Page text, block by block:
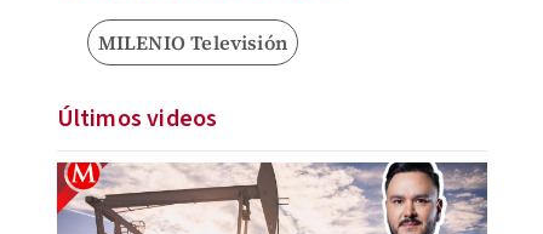
MILENIO Televisión
Últimos videos